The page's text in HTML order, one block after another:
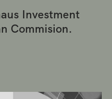
Investment
Commision.